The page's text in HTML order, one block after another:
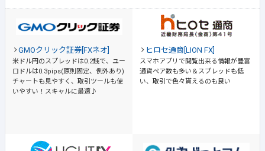
GMOクリック証券[FXネオ]
米ドル円のスプレッドは0.2銭で、ユー
ロドルは0.3pips(原則固定、例外あり)
チャートも見やすく、取引ツールも使
いやすい！スキャルに最適♪
ヒロセ通商[LION FX]
スマホアプリで閲覧出来る情報が豊富
通貨ペア数も多い＆スプレッドも低
い、取引で色々貰えるのも良い